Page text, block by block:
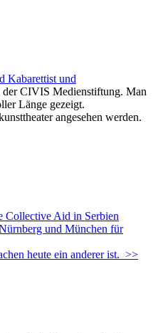
Kabarettist und
der CIVIS Medienstiftung. Man
Länge gezeigt.
angesehen werden.
Collective Aid in Serbien
und München für
heute ein anderer ist. >>